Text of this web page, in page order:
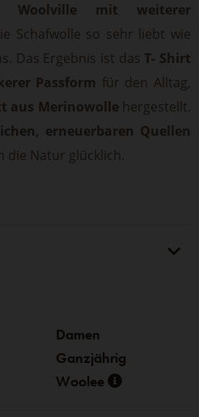
Woolville mit weiterer
Schafwolle so sehr liebt wie
Das Ergebnis ist das T- Shirt
Passform für den Alltag,
aus Merinowolle hergestellt.
erneuerbaren Quellen
die Natur glücklich.
Wollfaser
Die Wolle ist atmungsaktiv,
sie Sie auch dann warm und
Kleidung aus Wolle ist
für Wanderungen und andere
Damen
Ganzjährig
Woolee